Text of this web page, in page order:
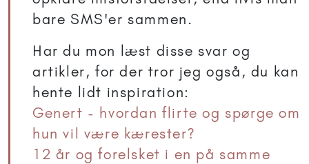
bare SMS'er sammen.
Har du mon læst disse svar og
artikler, for der tror jeg også, du kan
hente lidt inspiration:
Genert - hvordan flirte og spørge om
hun vil være kærester?
12 år og forelsket i en på samme